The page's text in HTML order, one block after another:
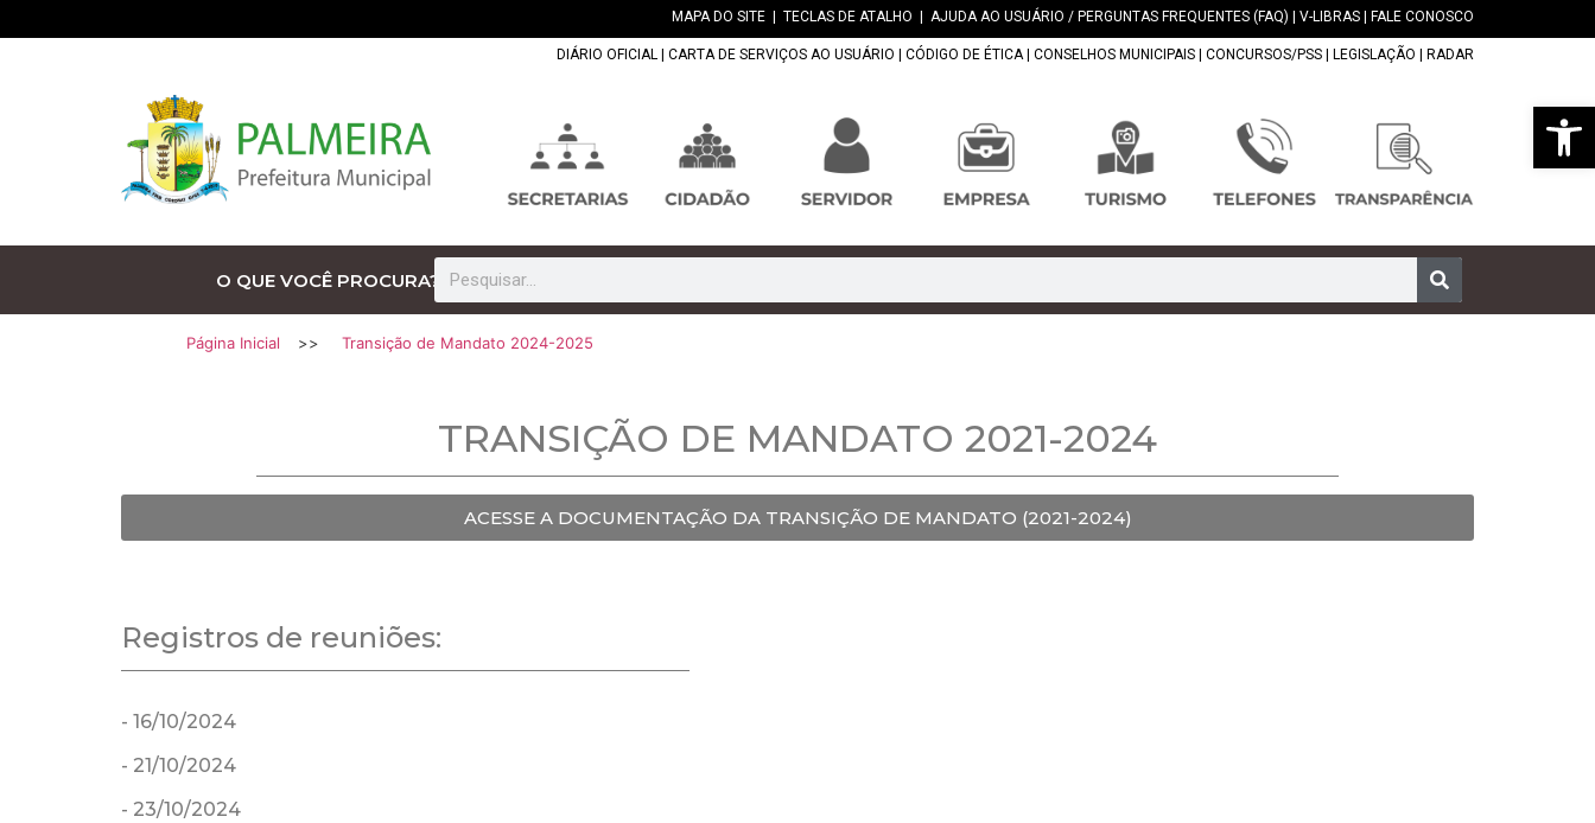
Abrir
MAPA DO SITE TECLAS DE ATALHO AJUDA AO USUÁRIO / PERGUNTAS FREQUENTES (FAQ) V-LIBRAS FALE CONOSCO
DIÁRIO OFICIAL CARTA DE SERVIÇOS AO USUÁRIO CÓDIGO DE ÉTICA| CONSELHOS MUNICIPAIS CONCURSOS/PSS LEGISLAÇÃO RADAR
O QUE VOCÊ PROCURA?
Página Inicial >> Transição de Mandato 2024-2025
TRANSIÇÃO DE MANDATO 2021-2024
ACESSE A DOCUMENTAÇÃO DA TRANSIÇÃO DE MANDATO (2021-2024)
Registros de reuniões:
- 16/10/2024
- 21/10/2024
- 23/10/2024